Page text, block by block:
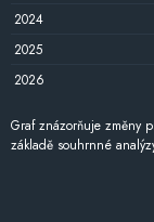
2024
2025
2026
Graf znázorňuje změny
základě souhrnné